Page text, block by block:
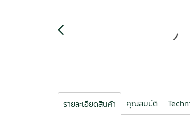
รายละเอียดสินค้า คุณสมบัติ